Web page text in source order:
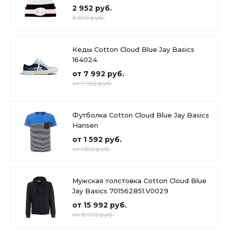
2 952 руб.
3 690 руб.
Кеды Cotton Cloud Blue Jay Basics
164024
от 7 992 руб.
от 7 992 руб.
Футболка Cotton Cloud Blue Jay Basics
Hansen
от 1 592 руб.
от 1 592 руб.
Мужская толстовка Cotton Cloud Blue
Jay Basics 701562851.V0029
от 15 992 руб.
от 15 992 руб.